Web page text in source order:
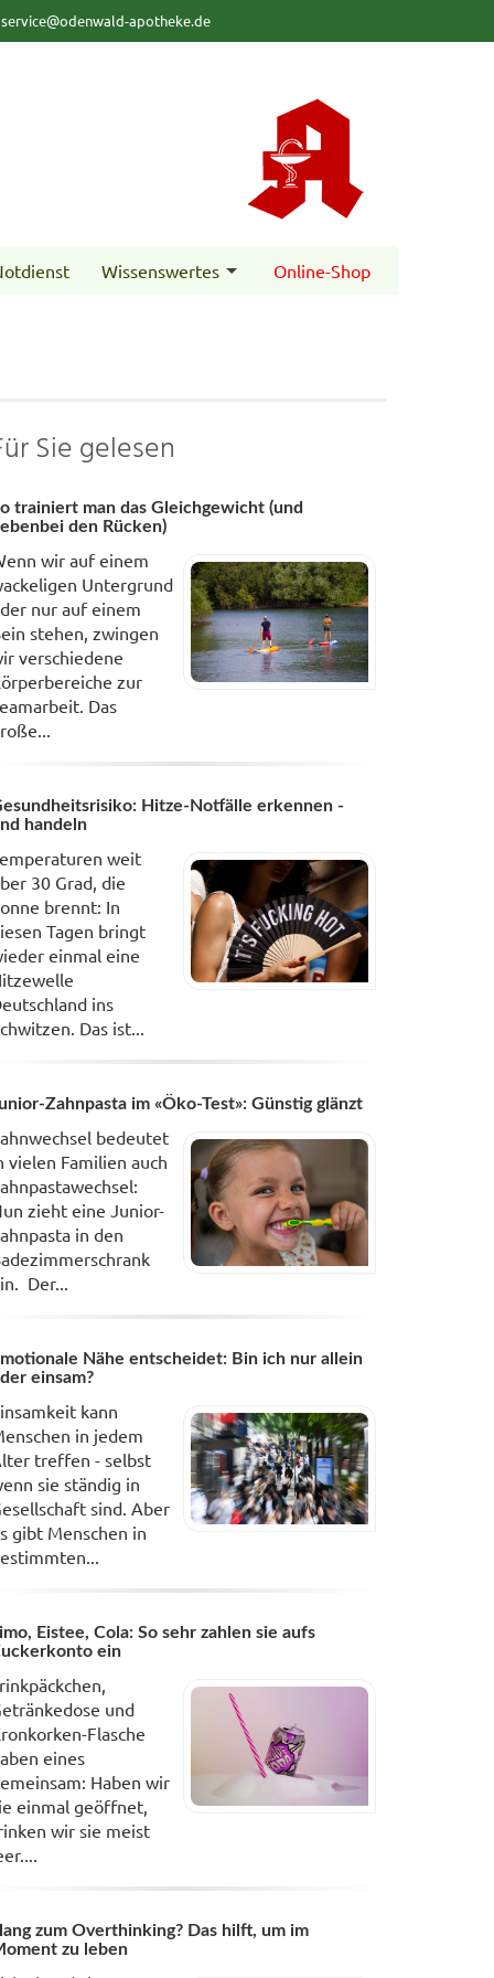
service@odenwald-apotheke.de
Wissenswertes Online-Shop
Sie gelesen
trainiert man das Gleichgewicht (und
den Rücken)
wir auf einem
Untergrund
nur auf einem
stehen, zwingen
verschiedene
zur
Das
Hitze-Notfälle erkennen -
handeln
weit
30 Grad, die
brennt: In
Tagen bringt
einmal eine
ins
Das ist...
Zahnpasta im «Öko-Test»: Günstig glänzt
bedeutet
vielen Familien auch
zieht eine Junior-
in den
Der...
Nähe entscheidet: Bin ich nur allein
einsam?
kann
in jedem
treffen - selbst
sie ständig in
sind. Aber
gibt Menschen in
Eistee, Cola: So sehr zahlen sie aufs
ein
und
Flasche
eines
Haben wir
einmal geöffnet,
wir sie meist
zum Overthinking? Das hilft, um im
zu leben